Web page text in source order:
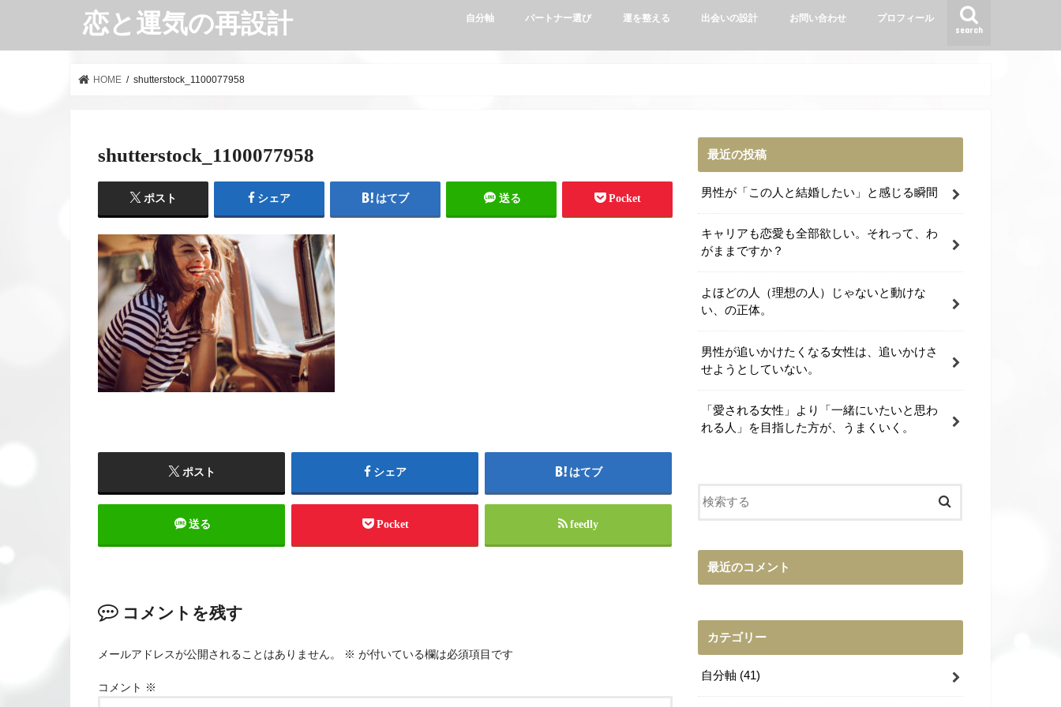
恋と運気の再設計 search
自分軸 パートナー選び 運を整える 出会いの設計 お問い合わせ プロフィール
HOME shutterstock_1100077958
shutterstock_1100077958
ポスト シェア はてブ 送る Pocket
ポスト シェア はてブ
送る Pocket feedly
コメントを残す
メールアドレスが公開されることはありません。 ※ が付いている欄は必須項目です
コメント ※
最近の投稿
男性が「この人と結婚したい」と感じる瞬間
キャリアも恋愛も全部欲しい。それって、わ
がままですか？
よほどの人（理想の人）じゃないと動けな
い、の正体。
男性が追いかけたくなる女性は、追いかけさ
せようとしていない。
「愛される女性」より「一緒にいたいと思わ
れる人」を目指した方が、うまくいく。
最近のコメント
カテゴリー
自分軸 (41)